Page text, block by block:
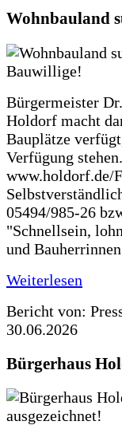
Wohnbauland
Bürgermeister
Holdorf macht
Bauplätze
Verfügung
www.holdorf.de/
05494/985-26
"Schnellsein,
und
Weiterlesen
Bericht von:
30.06.2026
Bürgerhaus